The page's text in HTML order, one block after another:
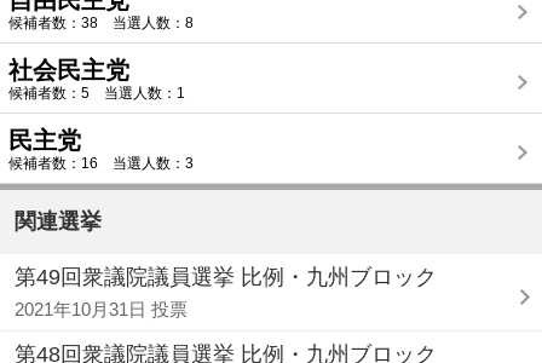
候補者数：38 当選人数：8
社会民主党
候補者数：5 当選人数：1
民主党
候補者数：16 当選人数：3
関連選挙
第49回衆議院議員選挙 比例・九州ブロック
2021年10月31日 投票
第48回衆議院議員選挙 比例・九州ブロック